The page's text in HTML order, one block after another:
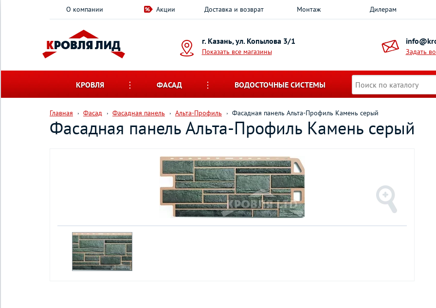
О компании Акции Доставка и возврат Монтаж Дилерам
г. Казань, ул. Копылова 3/1
Показать все магазины Задать
КРОВЛЯ ФАСАД ВОДОСТОЧНЫЕ СИСТЕМЫ
Главная Фасад Фасадная панель Альта-Профиль Фасадная панель Альта-Профиль Камень серый
Фасадная панель Альта-Профиль Камень серый